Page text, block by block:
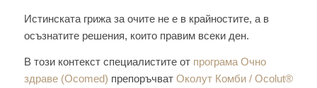
Истинската грижа за очите не е в крайностите, а в
осъзнатите решения, които правим всеки ден.
В този контекст специалистите от програма Очно
здраве (Ocomed) препоръчват Околут Комби / Ocolut®